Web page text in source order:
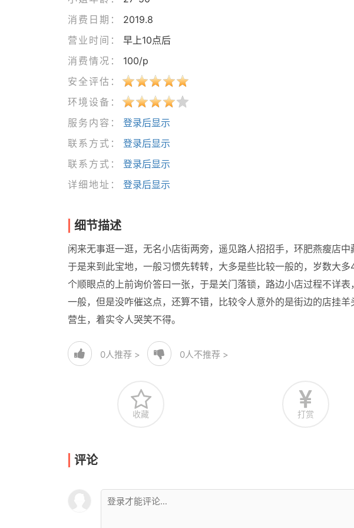
消费日期：
2019.8
营业时间：
早上10点后
消费情况：
100/p
安全评估：
环境设备：
服务内容：
登录后显示
联系方式：
登录后显示
联系方式：
登录后显示
详细地址：
登录后显示
细节描述
闲来无事逛一逛，无名小店街两旁，遥见路人招招手，环肥燕瘦店中
于是来到此宝地，一般习惯先转转，大多是些比较一般的，岁数大
个顺眼点的上前询价答曰一张，于是关门落锁，路边小店过程不详
一般，但是没咋催这点，还算不错，比较令人意外的是街边的店挂
营生，着实令人哭笑不得。
0人推荐 > 0人不推荐 >
收藏 打赏
评论